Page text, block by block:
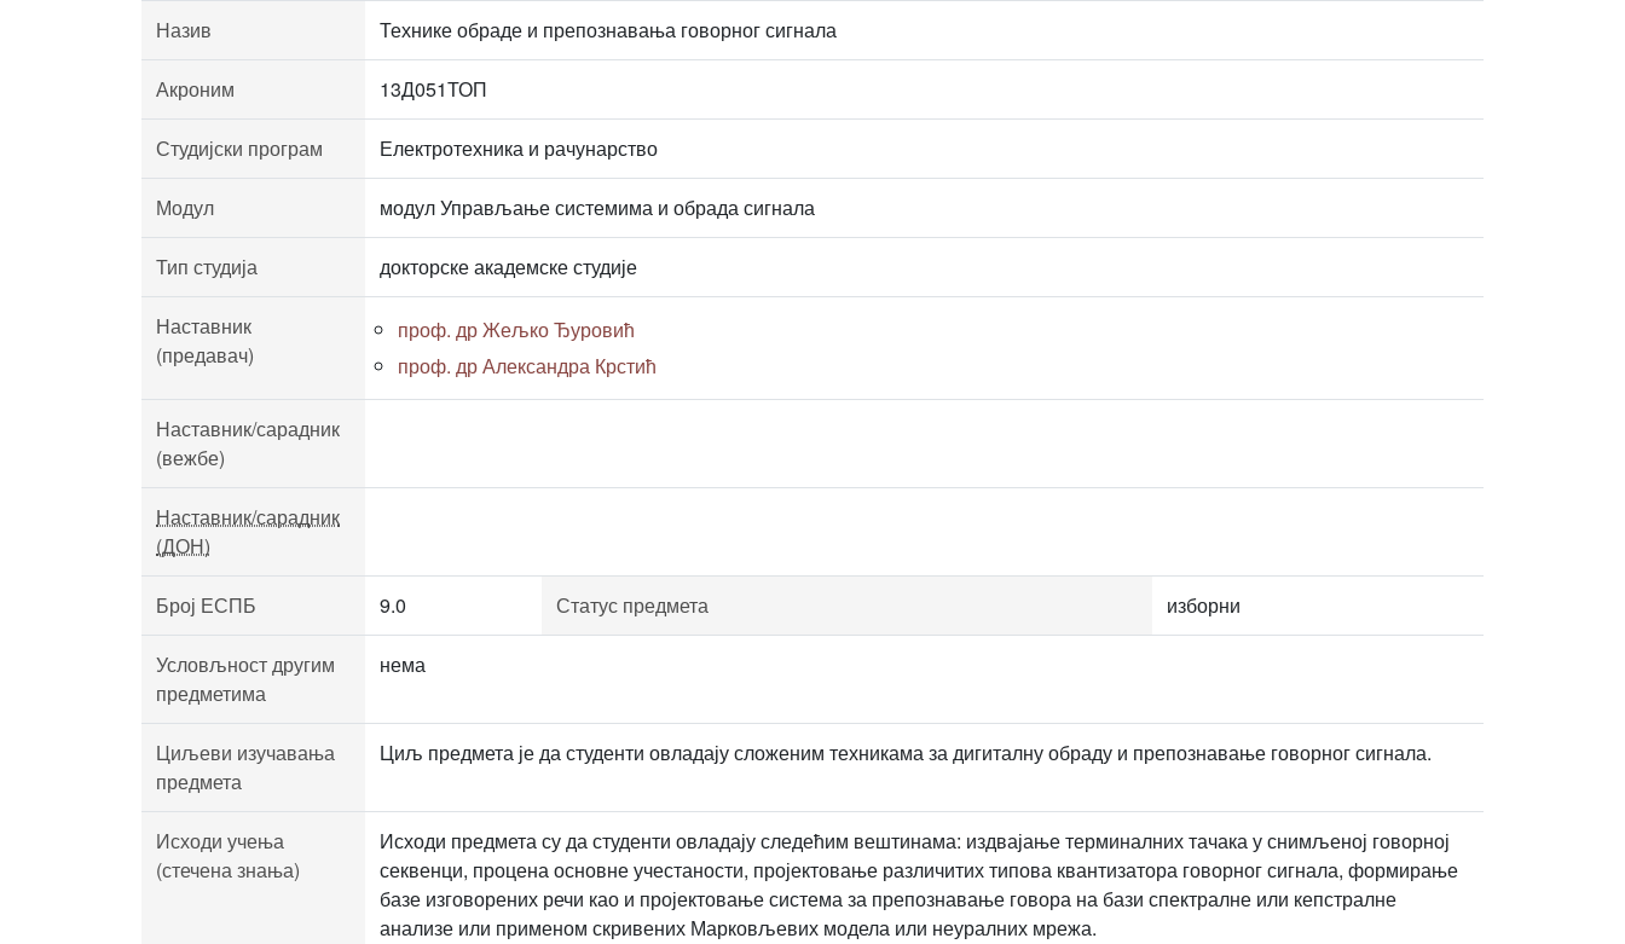
Назив Технике обраде и препознавања говорног сигнала
Акроним 13Д051ТОП
Студијски програм Електротехника и рачунарство
Модул модул Управљање системима и обрада сигнала
Тип студија докторске академске студије
Наставник
(предавач)
проф. др Жељко Ђуровић
проф. др Александра Крстић
Наставник/сарадник
(вежбе)
Наставник/сарадник
(ДОН)
Број ЕСПБ 9.0 Статус предмета изборни
Условљност другим
предметима
нема
Циљеви изучавања
предмета
Циљ предмета је да студенти овладају сложеним техникама за дигиталну обраду и препознавање говорног сигнала.
Исходи учења
(стечена знања)
Исходи предмета су да студенти овладају следећим вештинама: издвајање терминалних тачака у снимљеној говорној
секвенци, процена основне учестаности, пројектовање различитих типова квантизатора говорног сигнала, формирање
базе изговорених речи као и пројектовање система за препознавање говора на бази спектралне или кепстралне
анализе или применом скривених Марковљевих модела или неуралних мрежа.